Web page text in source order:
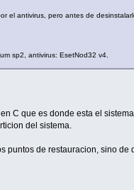
el antivirus, pero antes de
sp2, antivirus: EsetNod32 v4.
C que es donde esta el
del sistema.
puntos de restauracion, sino de